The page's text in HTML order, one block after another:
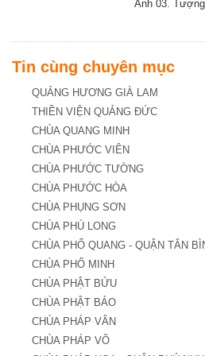
Ảnh 03.
Tin cùng chuyên mục
QUẢNG HƯƠNG GIÀ LAM
THIỀN VIỆN QUẢNG ĐỨC
CHÙA QUANG MINH
CHÙA PHƯỚC VIÊN
CHÙA PHƯỚC TƯỜNG
CHÙA PHƯỚC HÒA
CHÙA PHỤNG SƠN
CHÙA PHÚ LONG
CHÙA PHỔ QUANG - QUẬN TÂN
CHÙA PHỔ MINH
CHÙA PHẬT BỬU
CHÙA PHẬT BẢO
CHÙA PHÁP VÂN
CHÙA PHÁP VÕ